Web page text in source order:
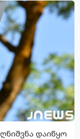
დაიწყო